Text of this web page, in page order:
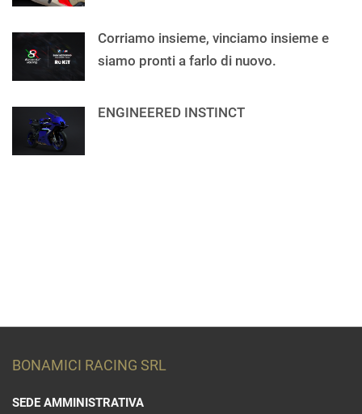
Corriamo insieme, vinciamo insieme e
siamo pronti a farlo di nuovo.
ENGINEERED INSTINCT
BONAMICI RACING SRL
SEDE AMMINISTRATIVA